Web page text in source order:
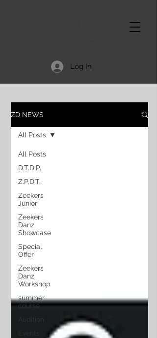
Log In
ZD NEWS
All Posts
D.T.D.P.
Z.P.D.T.
Zeekers
Junior
Zeekers
Danz
Showcase
Special
Offer
Zeekers
Danz
Workshop
summer
course
Audition
Events
All Posts